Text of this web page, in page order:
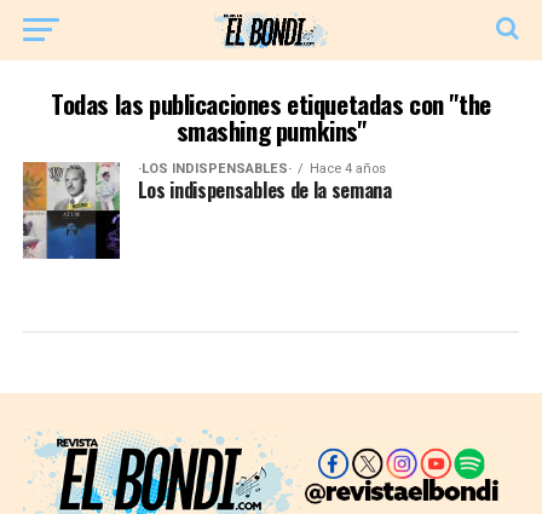
Todas las publicaciones etiquetadas con "the
smashing pumkins"
·LOS INDISPENSABLES· Hace 4 años
Los indispensables de la semana